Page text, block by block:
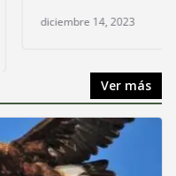
diciembre 14, 2023
Ver más